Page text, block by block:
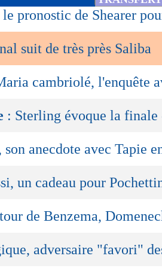
le pronostic de Shearer
suit de très près Saliba
cambriolé, l'enquête
: Sterling évoque la finale
anecdote avec Tapie
un cadeau pour
de Benzema,
adversaire "favori"